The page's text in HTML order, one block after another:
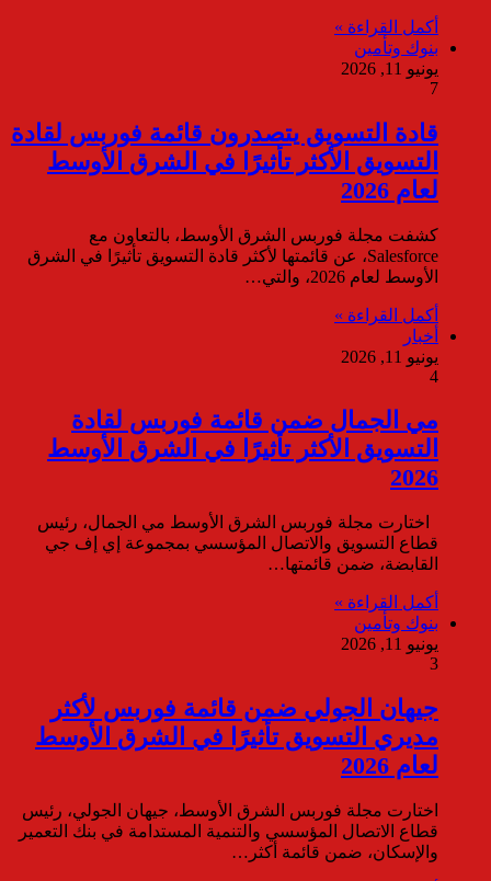
أكمل القراءة »
بنوك وتأمين
يونيو 11, 2026
7
قادة التسويق يتصدرون قائمة فوربس لقادة
التسويق الأكثر تأثيرًا في الشرق الأوسط
لعام 2026
كشفت مجلة فوربس الشرق الأوسط، بالتعاون مع
Salesforce، عن قائمتها لأكثر قادة التسويق تأثيرًا في الشرق
الأوسط لعام 2026، والتي…
أكمل القراءة »
أخبار
يونيو 11, 2026
4
مي الجمال ضمن قائمة فوربس لقادة
التسويق الأكثر تأثيرًا في الشرق الأوسط
2026
اختارت مجلة فوربس الشرق الأوسط مي الجمال، رئيس
قطاع التسويق والاتصال المؤسسي بمجموعة إي إف جي
القابضة، ضمن قائمتها…
أكمل القراءة »
بنوك وتأمين
يونيو 11, 2026
3
جيهان الجولي ضمن قائمة فوربس لأكثر
مديري التسويق تأثيرًا في الشرق الأوسط
لعام 2026
اختارت مجلة فوربس الشرق الأوسط، جيهان الجولي، رئيس
قطاع الاتصال المؤسسي والتنمية المستدامة في بنك التعمير
والإسكان، ضمن قائمة أكثر…